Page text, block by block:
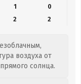
1
0
2 2
воздуха от
солнца.